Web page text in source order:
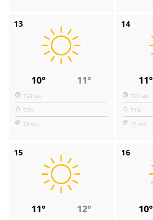
13
10° 11°
768 мм
73%
20 м/с
14
11°
769 мм
74%
17 м/с
15
11° 12°
16
10°